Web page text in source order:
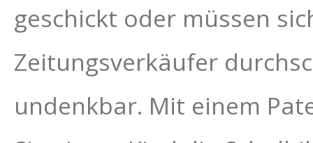
geschickt oder müssen
Zeitungsverkäufer
undenkbar. Mit einem